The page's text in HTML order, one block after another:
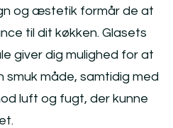
og æstetik formår de at
til dit køkken. Glasets
giver dig mulighed for at
smuk måde, samtidig med
luft og fugt, der kunne